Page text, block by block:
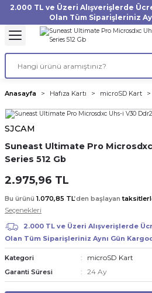
2.000 TL ve Üzeri Alışverişlerde
Olan Tüm Siparişleriniz
Geri Dön
Makinesi
Geri Dön
Geri Dön
Geri Dön
Geri Dön
Geri Dön
Geri Dön
Geri Dön
Geri Dön
Geri Dön
Geri Dön
Aksesuarları
Geri Dön
Anasayfa Hafıza Kartı microSD Kart
SJCAM
Suneast Ultimate Pro
Series 512 Gb
2.975,96 TL
Bu ürünü 1.070,85 TL’den başlayan
Seçenekleri
2.000 TL ve Üzeri Alışverişlerde
Olan Tüm Siparişleriniz Aynı Gün
Kategori microSD Kart
Garanti Süresi 24 Ay